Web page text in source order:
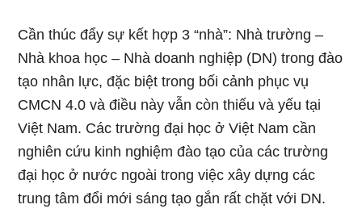
Cần thúc đẩy sự kết hợp 3 “nhà”: Nhà trường –
Nhà khoa học – Nhà doanh nghiệp (DN) trong đào
tạo nhân lực, đặc biệt trong bối cảnh phục vụ
CMCN 4.0 và điều này vẫn còn thiếu và yếu tại
Việt Nam. Các trường đại học ở Việt Nam cần
nghiên cứu kinh nghiệm đào tạo của các trường
đại học ở nước ngoài trong việc xây dựng các
trung tâm đổi mới sáng tạo gắn rất chặt với DN.